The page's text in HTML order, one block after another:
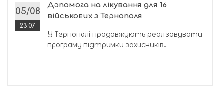
05/08
23:07
Допомога на лікування для 16
військових з Тернополя
У Тернополі продовжують реалізовувати
програму підтримки захисників...